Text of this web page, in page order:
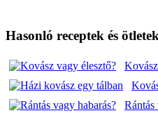
Hasonló receptek és
Rántás